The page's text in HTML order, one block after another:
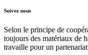
Suivez nous
Selon le principe de
toujours des matériaux de
travaille pour un